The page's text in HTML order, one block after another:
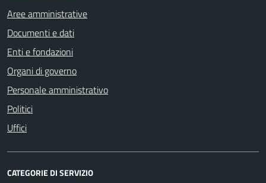
Aree amministrative
Documenti e dati
Enti e fondazioni
Organi di governo
Personale amministrativo
Politici
Uffici
CATEGORIE DI SERVIZIO